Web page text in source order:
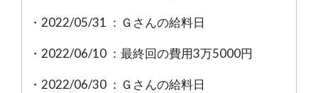
・2022/05/31 ：Ｇさんの給料日
・2022/06/10 ：最終回の費用3万5000円
・2022/06/30 ：Ｇさんの給料日